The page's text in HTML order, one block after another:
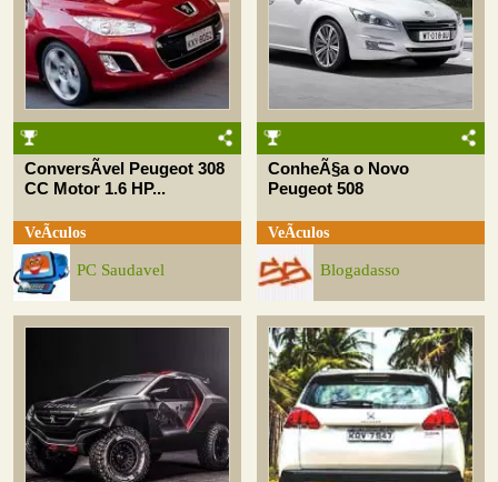
ConversÃ­vel Peugeot 308
CC Motor 1.6 HP...
VeÃ­culos
PC Saudavel
ConheÃ§a o Novo
Peugeot 508
VeÃ­culos
Blogadasso